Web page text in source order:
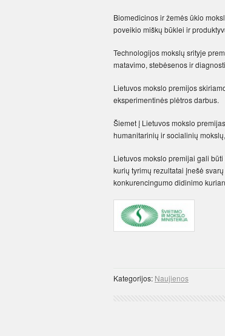
Biomedicinos ir žemės ūkio
poveikio miškų būklei ir
Technologijos mokslų srityje
matavimo, stebėsenos ir
Lietuvos mokslo premijos
eksperimentinės plėtros darbus.
Šiemet į Lietuvos mokslo
humanitarinių ir socialinių
Lietuvos mokslo premijai gali
kurių tyrimų rezultatai įnešė
konkurencingumo didinimo
Kategorijos: Naujienos